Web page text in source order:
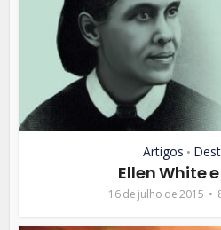
Artigos •
Ellen White
16 de julho de 2015